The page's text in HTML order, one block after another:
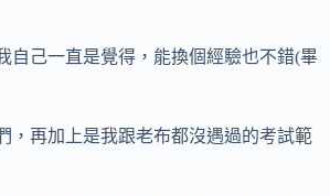
自己一直是覺得，能換個經驗也不錯(畢
，再加上是我跟老布都沒遇過的考試範